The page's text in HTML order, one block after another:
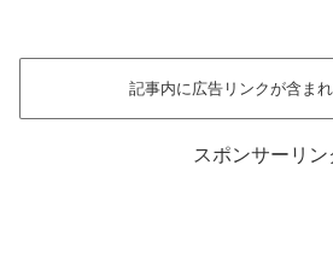
記事内に広告リンクが含まれ
スポンサーリン